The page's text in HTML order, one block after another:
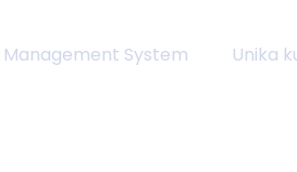
Management System Unika